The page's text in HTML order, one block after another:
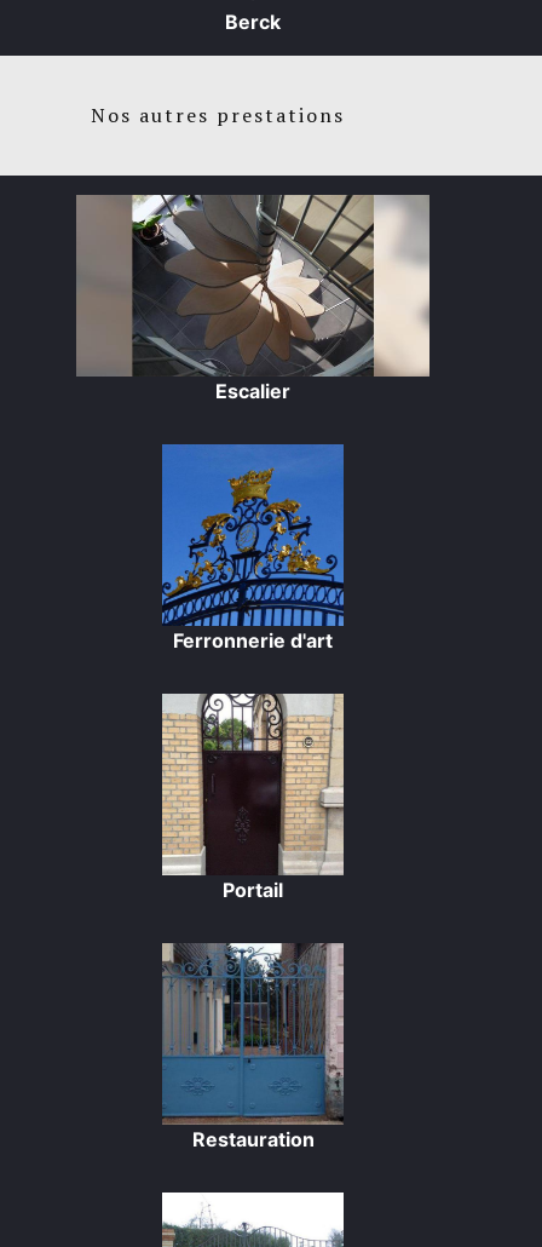
Berck
Nos autres prestations
Escalier
Ferronnerie d'art
Portail
Restauration